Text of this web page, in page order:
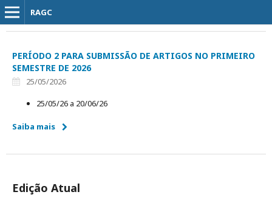
RAGC
PERÍODO 2 PARA SUBMISSÃO DE ARTIGOS NO PRIMEIRO
SEMESTRE DE 2026
25/05/2026
25/05/26 a 20/06/26
Saiba mais
Edição Atual